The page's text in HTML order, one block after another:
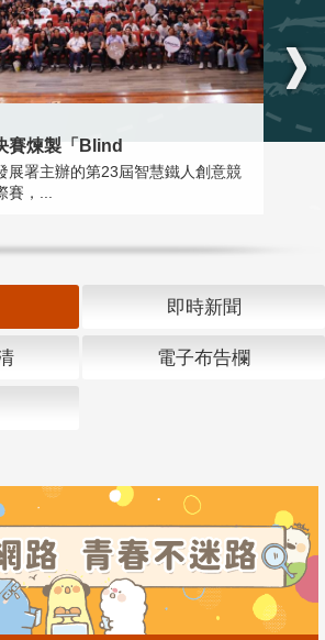
賽煉製「Blind
展署主辦的第23屆智慧鐵人創意競
賽，...
即時新聞
電子布告欄